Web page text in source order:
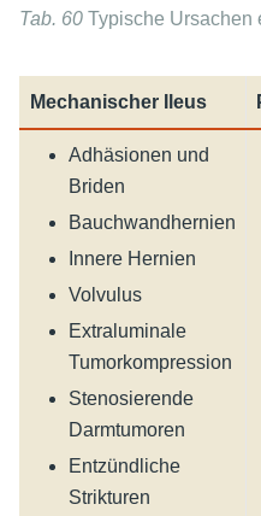
Tab. 60 Typische Ursachen
Mechanischer Ileus
Adhäsionen und
Briden
Bauchwandhernien
Innere Hernien
Volvulus
Extraluminale
Tumorkompression
Stenosierende
Darmtumoren
Entzündliche
Strikturen